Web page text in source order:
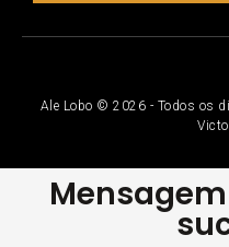
Ale Lobo © 2026 - Todos os